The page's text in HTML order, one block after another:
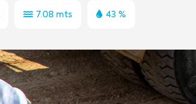
7.08 mts 43 %